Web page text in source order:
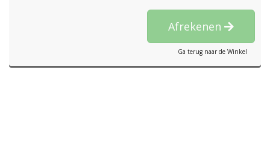
Afrekenen
Ga terug naar de Winkel